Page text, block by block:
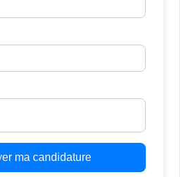
ma candidature